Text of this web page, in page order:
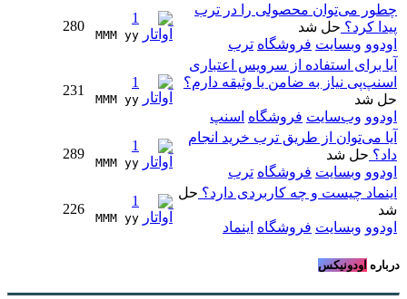
چطور می‌توان محصولی را در ترب
پیدا کرد؟ حل شد
اودوو وبسایت فروشگاه ترب
1
MMM yy
280
آیا برای استفاده از سرویس اعتباری
اسنپ‌پی نیاز به ضامن یا وثیقه دارم؟
حل شد
اودوو وب‌سایت فروشگاه اسنپ
1
MMM yy
231
آیا می‌توان از طریق ترب خرید انجام
داد؟ حل شد
اودوو وبسایت فروشگاه ترب
1
MMM yy
289
اینماد چیست و چه کاربردی دارد؟ حل
شد
اودوو وبسایت فروشگاه اینماد
1
MMM yy
226
درباره اودونیکس